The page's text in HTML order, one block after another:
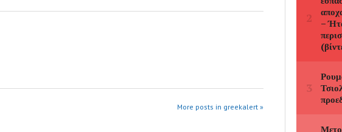
More posts in greekalert »